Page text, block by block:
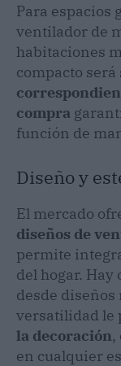
Para espacios
ventilador de
habitaciones
compacto
compra
función de
Diseño y
El mercado
diseños de
permite
del hogar. Hay
desde
versatilidad le
la decoración,
en cualquier